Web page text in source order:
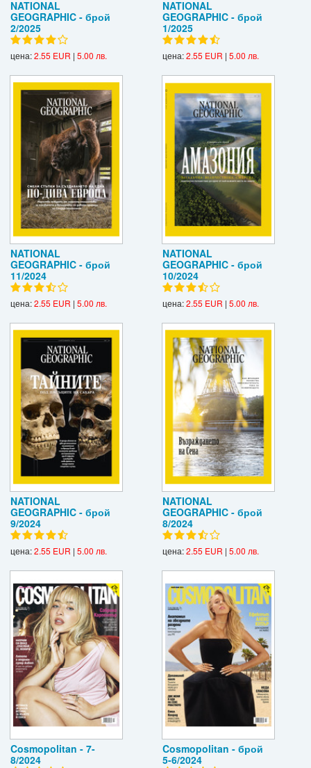
NATIONAL
GEOGRAPHIC - брой
2/2025
цена:2.55 EUR | 5.00 лв.
NATIONAL
GEOGRAPHIC - брой
1/2025
цена:2.55 EUR | 5.00 лв.
NATIONAL
GEOGRAPHIC - брой
11/2024
цена:2.55 EUR | 5.00 лв.
NATIONAL
GEOGRAPHIC - брой
10/2024
цена:2.55 EUR | 5.00 лв.
NATIONAL
GEOGRAPHIC - брой
9/2024
цена:2.55 EUR | 5.00 лв.
NATIONAL
GEOGRAPHIC - брой
8/2024
цена:2.55 EUR | 5.00 лв.
Cosmopolitan - 7-
8/2024
Cosmopolitan - брой
5-6/2024